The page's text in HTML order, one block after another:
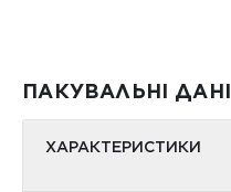
ПАКУВАЛЬНІ ДАНІ
ХАРАКТЕРИСТИКИ